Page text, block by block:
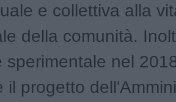
e collettiva alla
della comunità.
sperimentale nel
il progetto